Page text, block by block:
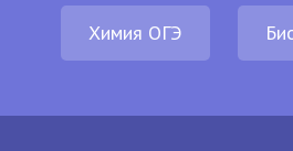
Химия ОГЭ